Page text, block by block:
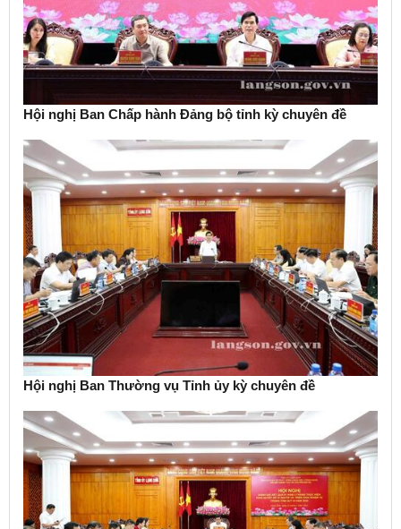
Hội nghị Ban Chấp hành Đảng bộ tỉnh kỳ chuyên đề
Hội nghị Ban Thường vụ Tỉnh ủy kỳ chuyên đề